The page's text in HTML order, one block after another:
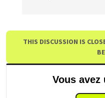
THIS DISCUSSION IS
Vous avez